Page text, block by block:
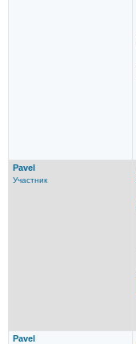
Pavel
Участник
Pavel